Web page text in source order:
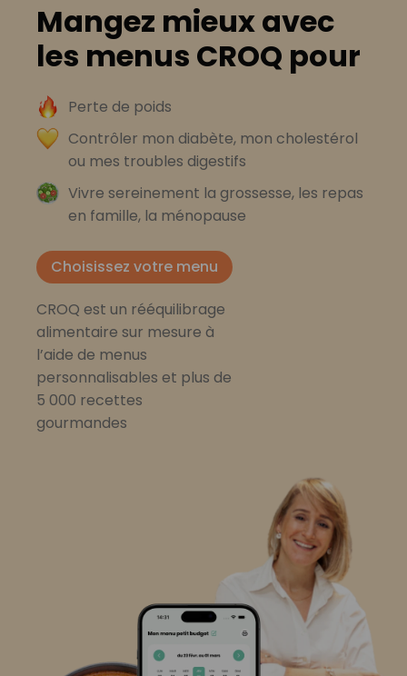
Mangez mieux avec
les menus CROQ pour
Perte de poids
Contrôler mon diabète, mon cholestérol
ou mes troubles digestifs
Vivre sereinement la grossesse, les repas
en famille, la ménopause
Choisissez votre menu
CROQ est un rééquilibrage
alimentaire sur mesure à
l’aide de menus
personnalisables et plus de
5 000 recettes
gourmandes